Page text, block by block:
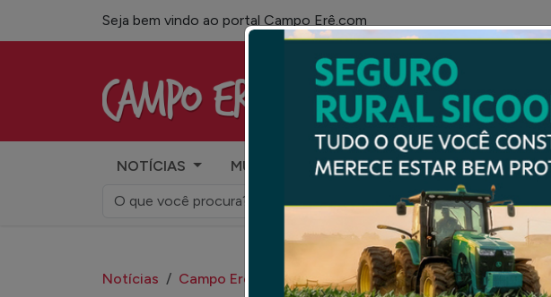
Seja bem vindo ao portal Campo Erê.com
Campo Erê.com
NOTÍCIAS MUNÍCIPIOS COLUNISTAS AGENDA
Notícias Campo Erê Ameaças